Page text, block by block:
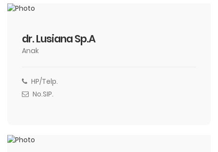
dr. Lusiana Sp.A
Anak
HP/Telp.
No.SIP.